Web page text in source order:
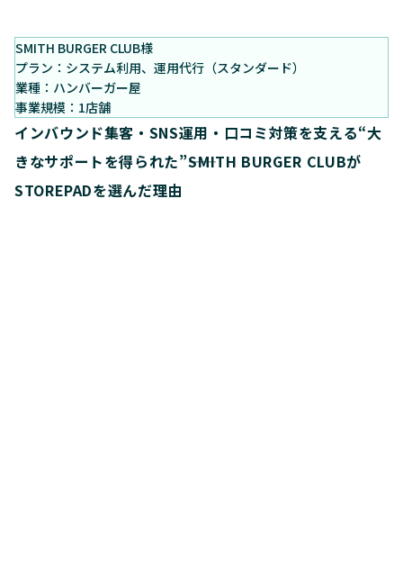
SMITH BURGER CLUB様
プラン：システム利用、運用代行（スタンダード）
業種：ハンバーガー屋
事業規模：1店舗
インバウンド集客・SNS運用・口コミ対策を支える“大
きなサポートを得られた”――SMITH BURGER CLUBが
STOREPADを選んだ理由